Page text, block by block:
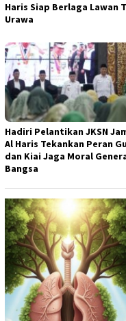
Haris Siap Berlaga Lawan
Urawa
Hadiri Pelantikan JKSN
Al Haris Tekankan Peran
dan Kiai Jaga Moral
Bangsa